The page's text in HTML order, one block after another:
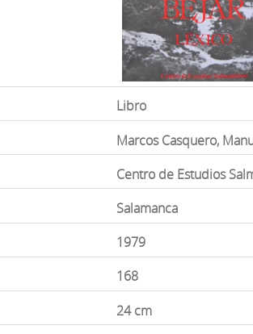
Libro
Marcos Casquero,
Centro de Estudios
Salamanca
1979
168
24 cm